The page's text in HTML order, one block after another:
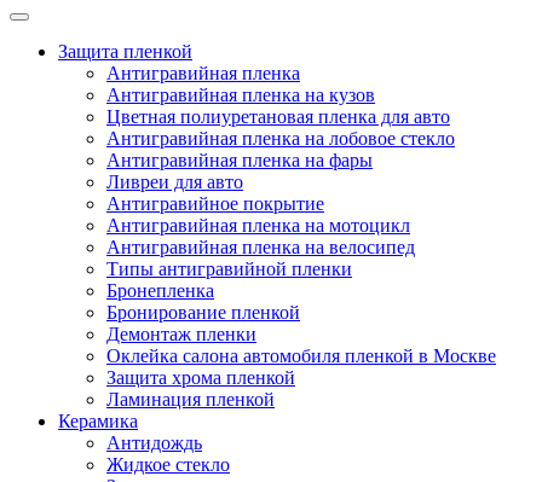
Защита пленкой
Антигравийная пленка
Антигравийная пленка на кузов
Цветная полиуретановая пленка для авто
Антигравийная пленка на лобовое стекло
Антигравийная пленка на фары
Ливреи для авто
Антигравийное покрытие
Антигравийная пленка на мотоцикл
Антигравийная пленка на велосипед
Типы антигравийной пленки
Бронепленка
Бронирование пленкой
Демонтаж пленки
Оклейка салона автомобиля пленкой в Москве
Защита хрома пленкой
Ламинация пленкой
Керамика
Антидождь
Жидкое стекло